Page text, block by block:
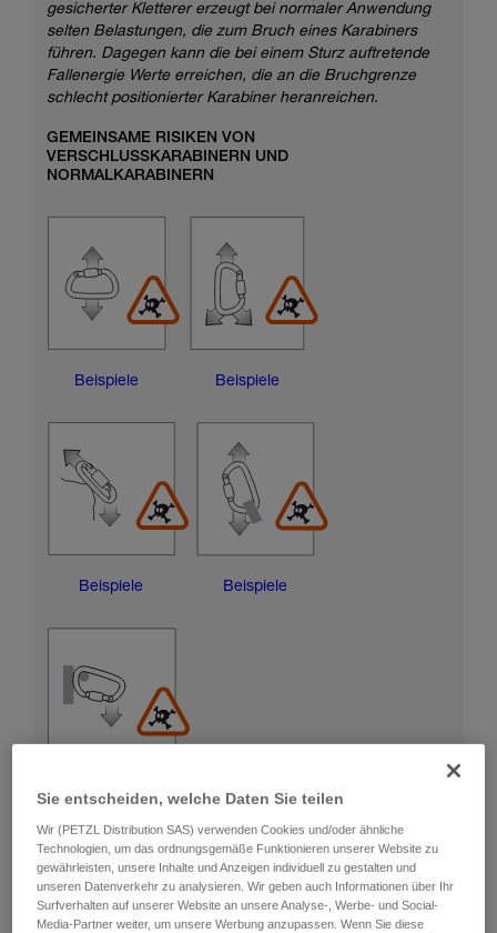
gesicherter Kletterer erzeugt bei normaler Anwendung
selten Belastungen, die zum Bruch eines Karabiners
führen. Dagegen kann die bei einem Sturz auftretende
Fallenergie Werte erreichen, die an die Bruchgrenze
schlecht positionierter Karabiner heranreichen.
GEMEINSAME RISIKEN VON
VERSCHLUSSKARABINERN UND
NORMALKARABINERN
Beispiele Beispiele
Beispiele Beispiele
Beispiele
RISIKEN DER BESCHÄDIGUNG DER
VERRIEGELUNGSHÜLSE
Sie entscheiden, welche Daten Sie teilen
Wir (PETZL Distribution SAS) verwenden Cookies und/oder ähnliche
Technologien, um das ordnungsgemäße Funktionieren unserer Website zu
gewährleisten, unsere Inhalte und Anzeigen individuell zu gestalten und
unseren Datenverkehr zu analysieren. Wir geben auch Informationen über Ihr
Surfverhalten auf unserer Website an unsere Analyse-, Werbe- und Social-
Media-Partner weiter, um unsere Werbung anzupassen. Wenn Sie diese